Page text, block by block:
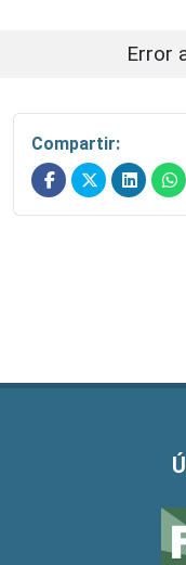
Error
Compartir: